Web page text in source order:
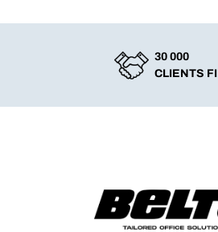
30 000
CLIENTS